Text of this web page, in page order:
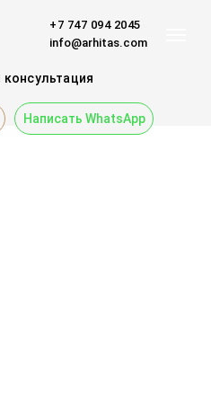
+7 747 094 2045
info@arhitas.com
консультация
Написать WhatsApp